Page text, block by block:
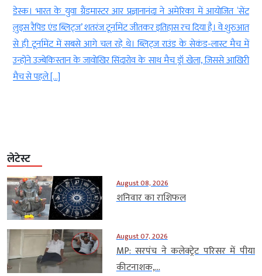
डेस्क। भारत के युवा ग्रैंडमास्टर आर प्रज्ञानानंदा ने अमेरिका में आयोजित ‘सेंट
लुइस रैपिड एंड ब्लिट्ज’ शतरंज टूर्नामेंट जीतकर इतिहास रच दिया है। वे शुरुआत
से ही टूर्नामेंट में सबसे आगे चल रहे थे। ब्लिट्ज राउंड के सेकंड-लास्ट मैच में
उन्होंने उज्बेकिस्तान के जावोखिर सिंदारोव के साथ मैच ड्रॉ खेला, जिससे आखिरी
मैच से पहले […]
लेटेस्ट
August 08, 2026
शनिवार का राशिफल
August 07, 2026
MP: सरपंच ने कलेक्ट्रेट परिसर में पीया
कीटनाशक,...